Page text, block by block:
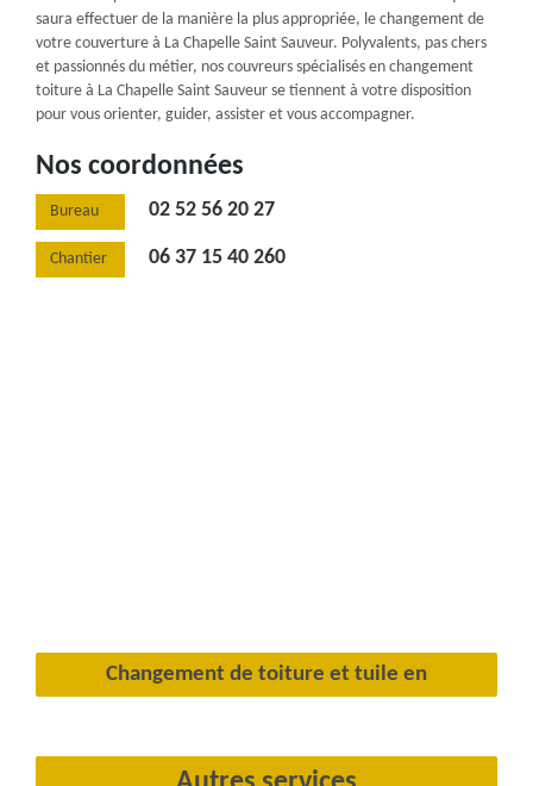
saura effectuer de la manière la plus appropriée, le changement de
votre couverture à La Chapelle Saint Sauveur. Polyvalents, pas chers
et passionnés du métier, nos couvreurs spécialisés en changement
toiture à La Chapelle Saint Sauveur se tiennent à votre disposition
pour vous orienter, guider, assister et vous accompagner.
Nos coordonnées
Bureau 02 52 56 20 27
Chantier 06 37 15 40 260
Changement de toiture et tuile en